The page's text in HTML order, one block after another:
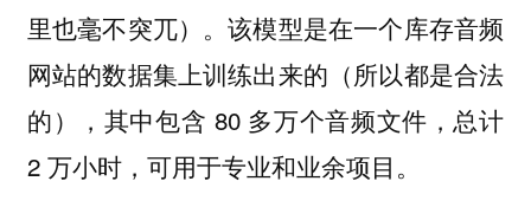
里也毫不突兀）。该模型是在一个库存音频
网站的数据集上训练出来的（所以都是合法
的），其中包含 80 多万个音频文件，总计
2 万小时，可用于专业和业余项目。